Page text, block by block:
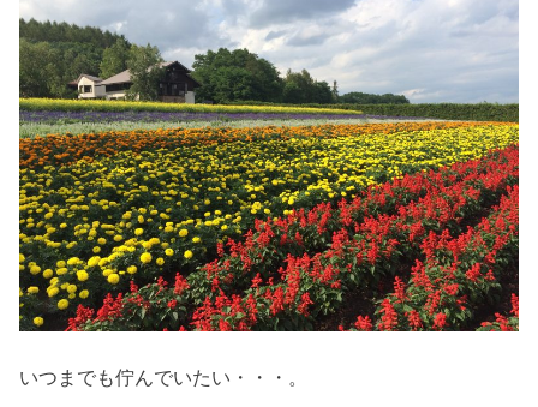
いつまでも佇んでいたい・・・。